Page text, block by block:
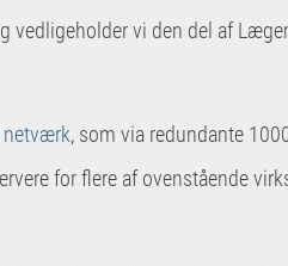
vedligeholder vi den del af
netværk, som via redundante
for flere af ovenstående